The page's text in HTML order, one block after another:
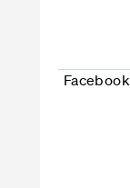
Facebook